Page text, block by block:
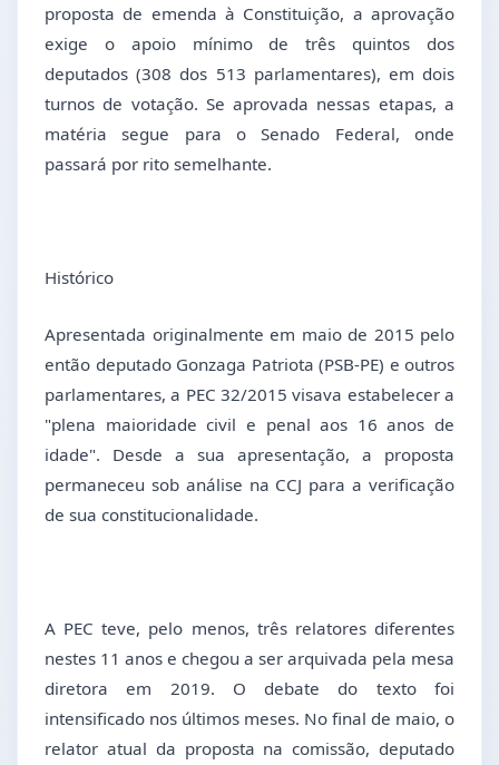
proposta de emenda à Constituição, a aprovação
exige o apoio mínimo de três quintos dos
deputados (308 dos 513 parlamentares), em dois
turnos de votação. Se aprovada nessas etapas, a
matéria segue para o Senado Federal, onde
passará por rito semelhante.
Histórico
Apresentada originalmente em maio de 2015 pelo
então deputado Gonzaga Patriota (PSB-PE) e outros
parlamentares, a PEC 32/2015 visava estabelecer a
"plena maioridade civil e penal aos 16 anos de
idade". Desde a sua apresentação, a proposta
permaneceu sob análise na CCJ para a verificação
de sua constitucionalidade.
A PEC teve, pelo menos, três relatores diferentes
nestes 11 anos e chegou a ser arquivada pela mesa
diretora em 2019. O debate do texto foi
intensificado nos últimos meses. No final de maio, o
relator atual da proposta na comissão, deputado